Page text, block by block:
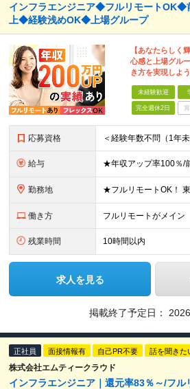
インフラエンジニア◆フルリモート
上◆経験浅めOK◆上場グループ
【あなたらしく
心感と上場グル
き方を実現しよ
未経験歓迎
完全週休2日
応募資格
給与
勤務地
働き方 フルリモートがメイン
残業時間 10時間以内
求人を見る
掲載終了予定日：
正社員 面接情報有 自己PR不要 話を聞きた
株式会社エムティークラウド
インフラエンジニア｜還元率83％～/フ